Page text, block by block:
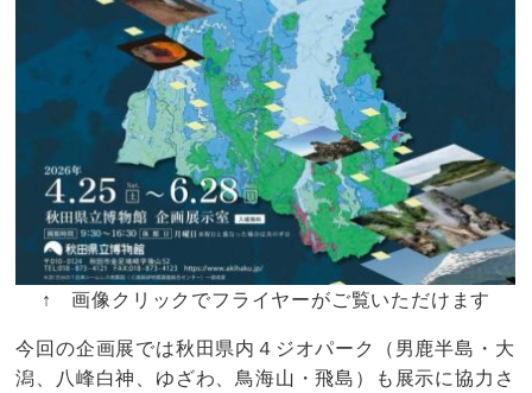
↑ 画像クリックでフライヤーがご覧いただけます
今回の企画展では秋田県内４ジオパーク（男鹿半島・大
潟、八峰白神、ゆざわ、鳥海山・飛島）も展示に協力さ